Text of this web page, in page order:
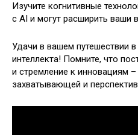
Изучите когнитивные
с AI и могут расширить ваши
Удачи в вашем путешествии
интеллекта! Помните, что
и стремление к инновациям –
захватывающей и